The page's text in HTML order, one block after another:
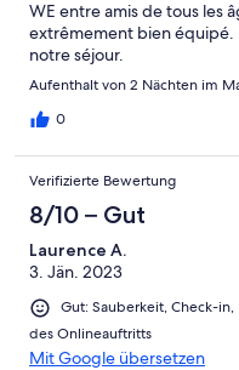
WE entre amis de tous les
extrêmement bien équipé.
notre séjour.
Aufenthalt von 2 Nächten im
0
Verifizierte Bewertung
8/10 – Gut
Laurence A.
3. Jän. 2023
Gut: Sauberkeit, Check-
des Onlineauftritts
Mit Google übersetzen